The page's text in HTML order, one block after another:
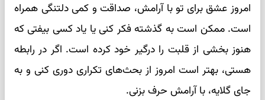
امروز عشق برای تو با آرامش، صداقت و کمی دلتنگی همراه
است. ممکن است به گذشته فکر کنی یا یاد کسی بیفتی که
هنوز بخشی از قلبت را درگیر خود کرده است. اگر در رابطه
هستی، بهتر است امروز از بحث‌های تکراری دوری کنی و به
جای گلایه، با آرامش حرف بزنی.